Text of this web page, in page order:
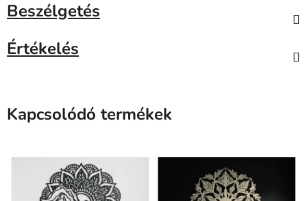
Beszélgetés
Értékelés
Kapcsolódó termékek